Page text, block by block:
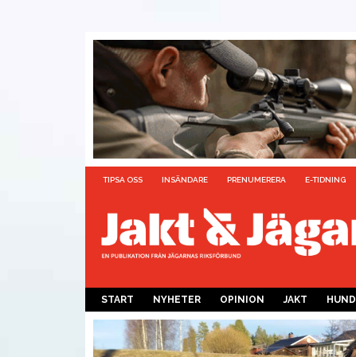
TIPSA OSS INSÄNDARE PRENUMERERA E-TIDNING
START NYHETER OPINION JAKT HUND